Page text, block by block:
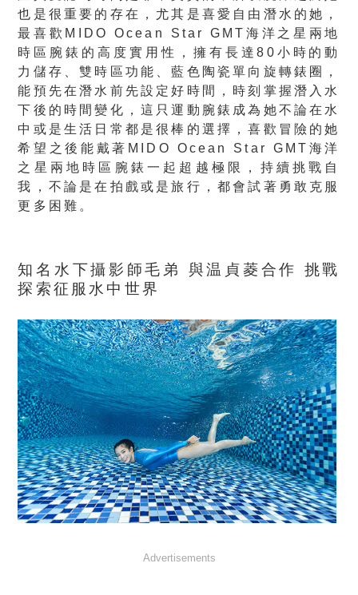
也是很重要的存在，尤其是喜愛自由潛水的她，
最喜歡MIDO Ocean Star GMT海洋之星兩地
時區腕錶的高度實用性，擁有長達80小時的動
力儲存、雙時區功能、藍色陶瓷單向旋轉錶圈，
能預先在潛水前先設定好時間，時刻掌握潛入水
下後的時間變化，這只運動腕錶成為她不論在水
中或是生活日常都是很棒的選擇，喜歡冒險的她
希望之後能戴著MIDO Ocean Star GMT海洋
之星兩地時區腕錶一起超越極限，持續挑戰自
我，不論是在拍戲或是旅行，都會試著勇敢克服
更多困難。
知名水下攝影師毛弟 與温貞菱合作
挑戰
探索征服水中世界
Advertisements